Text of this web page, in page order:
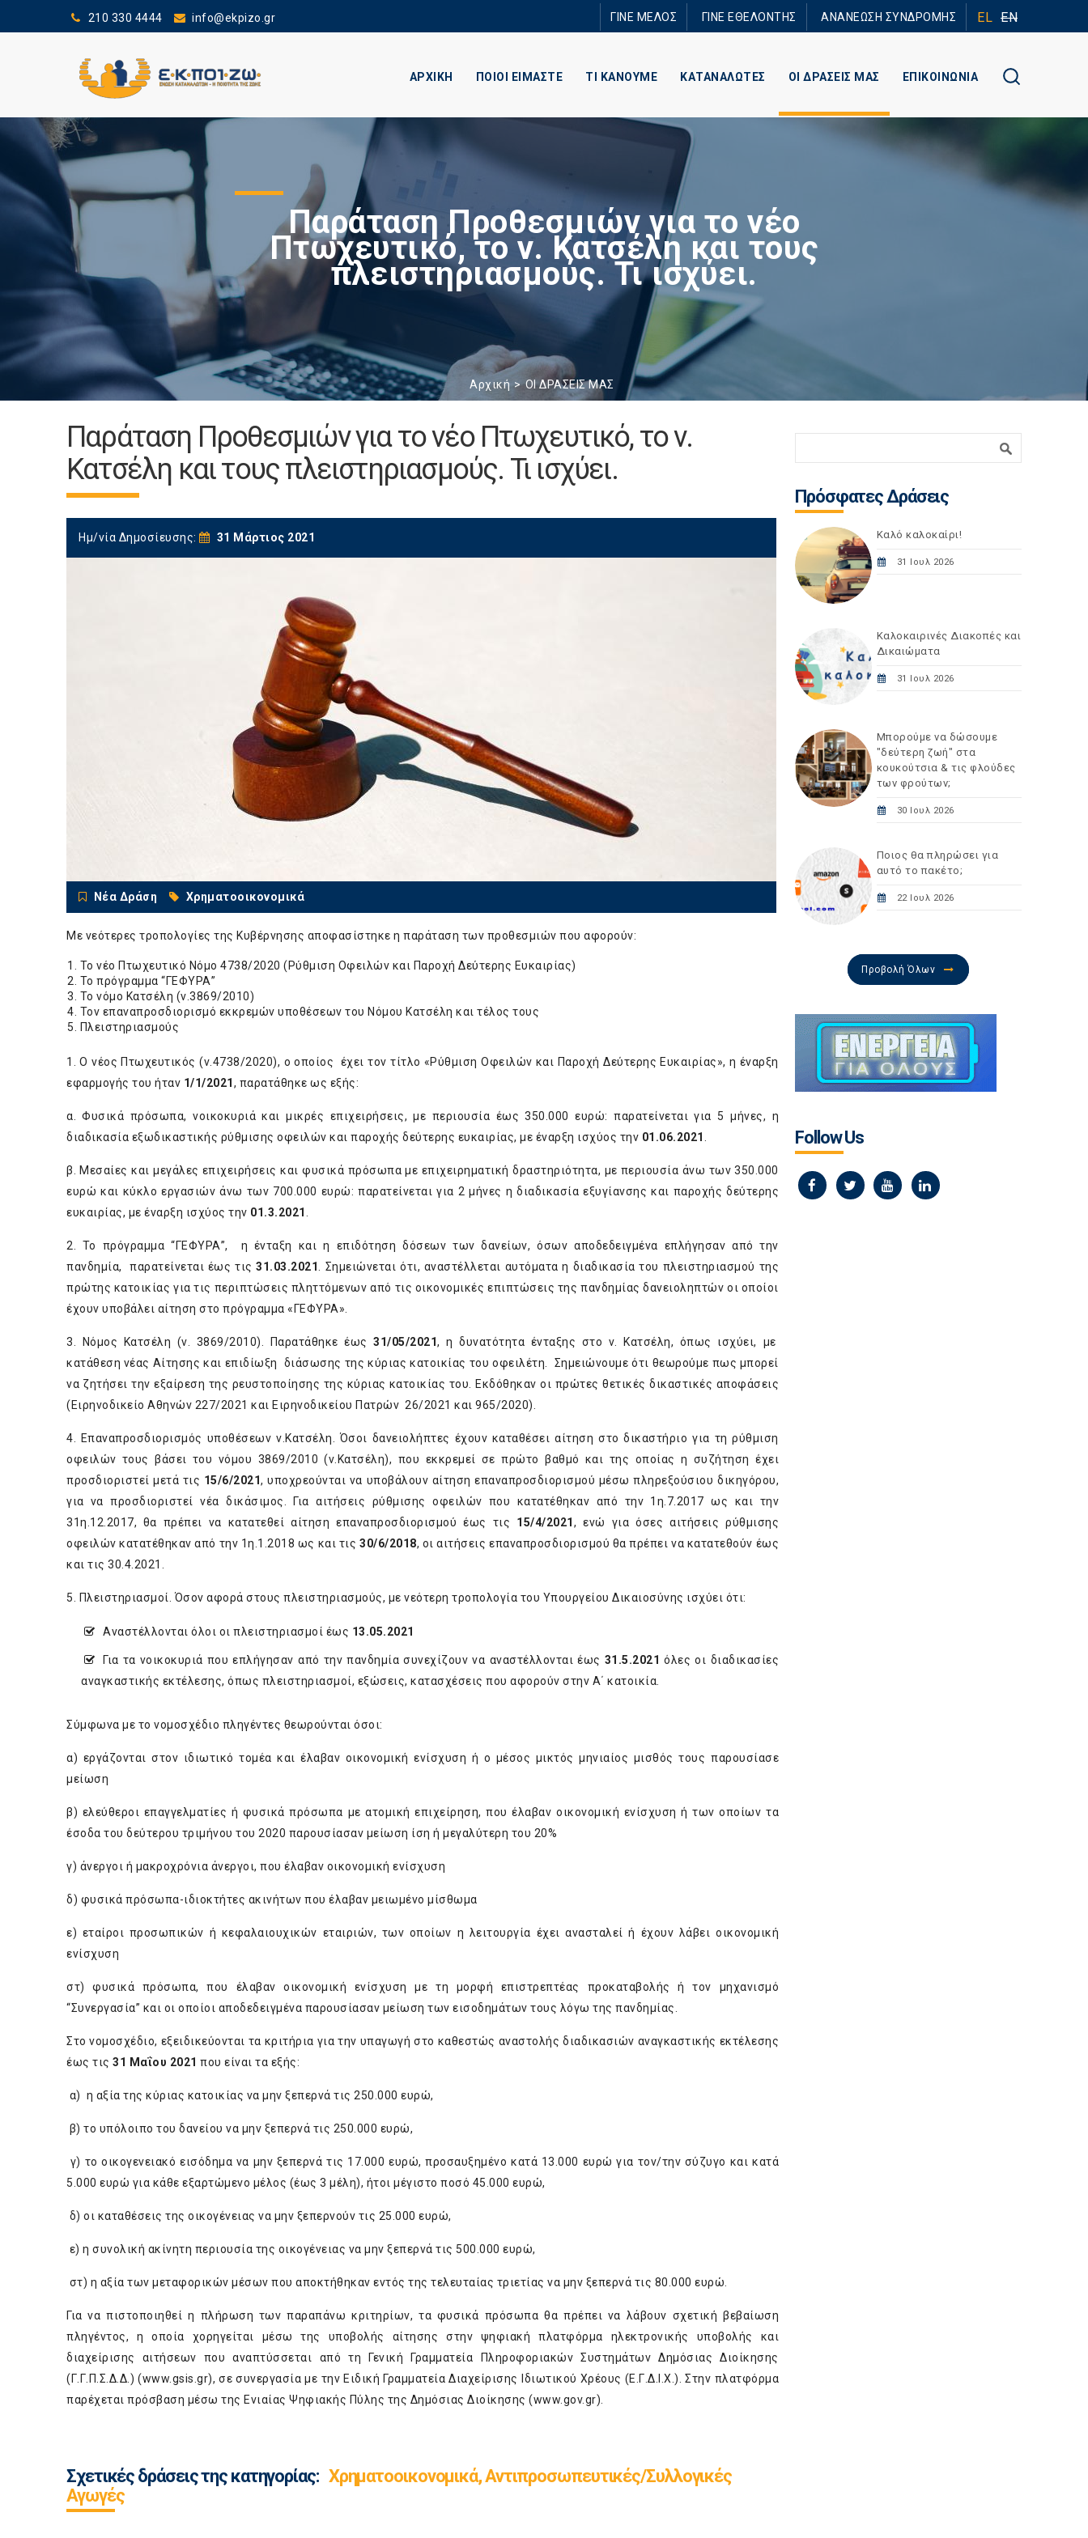
210 330 4444 info@ekpizo.gr ΓΙΝΕ ΜΕΛΟΣ ΓΙΝΕ ΕΘΕΛΟΝΤΗΣ ΑΝΑΝΕΩΣΗ ΣΥΝΔΡΟΜΗΣ EL EN
ΑΡΧΙΚΗ ΠΟΙΟΙ ΕΙΜΑΣΤΕ ΤΙ ΚΑΝΟΥΜΕ ΚΑΤΑΝΑΛΩΤΕΣ ΟΙ ΔΡΑΣΕΙΣ ΜΑΣ ΕΠΙΚΟΙΝΩΝΙΑ
Παράταση Προθεσμιών για το νέο
Πτωχευτικό, το ν. Κατσέλη και τους
πλειστηριασμούς. Τι ισχύει.
Αρχική ΟΙ ΔΡΑΣΕΙΣ ΜΑΣ
Παράταση Προθεσμιών για το νέο Πτωχευτικό, το ν.
Κατσέλη και τους πλειστηριασμούς. Τι ισχύει.
Ημ/νία Δημοσίευσης: 31 Μάρτιος 2021
Νέα Δράση Χρηματοοικονομικά
Με νεότερες τροπολογίες της Κυβέρνησης αποφασίστηκε η παράταση των προθεσμιών που αφορούν:
Το νέο Πτωχευτικό Νόμο 4738/2020 (Ρύθμιση Οφειλών και Παροχή Δεύτερης Ευκαιρίας)
Το πρόγραμμα “ΓΕΦΥΡΑ”
Το νόμο Κατσέλη (ν.3869/2010)
Τον επαναπροσδιορισμό εκκρεμών υποθέσεων του Νόμου Κατσέλη και τέλος τους
Πλειστηριασμούς
1. Ο νέος Πτωχευτικός (ν.4738/2020), ο οποίος έχει τον τίτλο «Ρύθμιση Οφειλών και Παροχή Δεύτερης Ευκαιρίας», η έναρξη
εφαρμογής του ήταν 1/1/2021, παρατάθηκε ως εξής:
α. Φυσικά πρόσωπα, νοικοκυριά και μικρές επιχειρήσεις, με περιουσία έως 350.000 ευρώ: παρατείνεται για 5 μήνες, η
διαδικασία εξωδικαστικής ρύθμισης οφειλών και παροχής δεύτερης ευκαιρίας, με έναρξη ισχύος την 01.06.2021
β. Μεσαίες και μεγάλες επιχειρήσεις και φυσικά πρόσωπα με επιχειρηματική δραστηριότητα, με περιουσία άνω των 350.000
ευρώ και κύκλο εργασιών άνω των 700.000 ευρώ: παρατείνεται για 2 μήνες η διαδικασία εξυγίανσης και παροχής δεύτερης
ευκαιρίας, με έναρξη ισχύος την 01.3.2021
2. Το πρόγραμμα “ΓΕΦΥΡΑ”, η ένταξη και η επιδότηση δόσεων των δανείων, όσων αποδεδειγμένα επλήγησαν από την
πανδημία, παρατείνεται έως τις 31.03.2021
. Σημειώνεται ότι, αναστέλλεται αυτόματα η διαδικασία του πλειστηριασμού της
πρώτης κατοικίας για τις περιπτώσεις πληττόμενων από τις οικονομικές επιπτώσεις της πανδημίας δανειοληπτών οι οποίοι
έχουν υποβάλει αίτηση στο πρόγραμμα «ΓΕΦΥΡΑ».
3. Νόμος Κατσέλη (ν. 3869/2010). Παρατάθηκε έως31/05/2021, η δυνατότητα ένταξης στο ν. Κατσέλη, όπως ισχύει, με
κατάθεση νέας Αίτησης και επιδίωξη διάσωσης της κύριας κατοικίας του οφειλέτη. Σημειώνουμε ότι θεωρούμε πως μπορεί
να ζητήσει την εξαίρεση της ρευστοποίησης της κύριας κατοικίας του. Εκδόθηκαν οι πρώτες θετικές δικαστικές αποφάσεις
(Ειρηνοδικείο Αθηνών 227/2021 και Ειρηνοδικείου Πατρών 26/2021 και 965/2020).
4. Επαναπροσδιορισμός υποθέσεων ν.Κατσέλη. Όσοι δανειολήπτες έχουν καταθέσει αίτηση στο δικαστήριο για τη ρύθμιση
οφειλών τους βάσει του νόμου 3869/2010 (ν.Κατσέλη), που εκκρεμεί σε πρώτο βαθμό και της οποίας η συζήτηση έχει
προσδιοριστεί μετά τις 15/6/2021, υποχρεούνται να υποβάλουν αίτηση επαναπροσδιορισμού μέσω πληρεξούσιου δικηγόρου,
για να προσδιοριστεί νέα δικάσιμος. Για αιτήσεις ρύθμισης οφειλών που κατατέθηκαν από την 1η.7.2017 ως και την
31η.12.2017, θα πρέπει να κατατεθεί αίτηση επαναπροσδιορισμού έως τις 15/4/2021, ενώ για όσες αιτήσεις ρύθμισης
οφειλών κατατέθηκαν από την 1η.1.2018 ως και τις 30/6/2018, οι αιτήσεις επαναπροσδιορισμού θα πρέπει να κατατεθούν έως
και τις 30.4.2021.
5. Πλειστηριασμοί. Όσον αφορά στους πλειστηριασμούς, με νεότερη τροπολογία του Υπουργείου Δικαιοσύνης ισχύει ότι:
Αναστέλλονται όλοι οι πλειστηριασμοί έως 13.05.2021
Για τα νοικοκυριά που επλήγησαν από την πανδημία συνεχίζουν να αναστέλλονται έως 31.5.2021 όλες οι διαδικασίες
αναγκαστικής εκτέλεσης, όπως πλειστηριασμοί, εξώσεις, κατασχέσεις που αφορούν στην Α΄ κατοικία.
Σύμφωνα με το νομοσχέδιο πληγέντες θεωρούνται όσοι:
α) εργάζονται στον ιδιωτικό τομέα και έλαβαν οικονομική ενίσχυση ή ο μέσος μικτός μηνιαίος μισθός τους παρουσίασε
μείωση
β) ελεύθεροι επαγγελματίες ή φυσικά πρόσωπα με ατομική επιχείρηση, που έλαβαν οικονομική ενίσχυση ή των οποίων τα
έσοδα του δεύτερου τριμήνου του 2020 παρουσίασαν μείωση ίση ή μεγαλύτερη του 20%
γ) άνεργοι ή μακροχρόνια άνεργοι, που έλαβαν οικονομική ενίσχυση
δ) φυσικά πρόσωπα-ιδιοκτήτες ακινήτων που έλαβαν μειωμένο μίσθωμα
ε) εταίροι προσωπικών ή κεφαλαιουχικών εταιριών, των οποίων η λειτουργία έχει ανασταλεί ή έχουν λάβει οικονομική
ενίσχυση
στ) φυσικά πρόσωπα, που έλαβαν οικονομική ενίσχυση με τη μορφή επιστρεπτέας προκαταβολής ή τον μηχανισμό
“Συνεργασία” και οι οποίοι αποδεδειγμένα παρουσίασαν μείωση των εισοδημάτων τους λόγω της πανδημίας.
Στο νομοσχέδιο, εξειδικεύονται τα κριτήρια για την υπαγωγή στο καθεστώς αναστολής διαδικασιών αναγκαστικής εκτέλεσης
έως τις 31 Μαΐου 2021 που είναι τα εξής:
α) η αξία της κύριας κατοικίας να μην ξεπερνά τις 250.000 ευρώ,
β) το υπόλοιπο του δανείου να μην ξεπερνά τις 250.000 ευρώ,
γ) το οικογενειακό εισόδημα να μην ξεπερνά τις 17.000 ευρώ, προσαυξημένο κατά 13.000 ευρώ για τον/την σύζυγο και κατά
5.000 ευρώ για κάθε εξαρτώμενο μέλος (έως 3 μέλη), ήτοι μέγιστο ποσό 45.000 ευρώ,
δ) οι καταθέσεις της οικογένειας να μην ξεπερνούν τις 25.000 ευρώ,
ε) η συνολική ακίνητη περιουσία της οικογένειας να μην ξεπερνά τις 500.000 ευρώ,
στ) η αξία των μεταφορικών μέσων που αποκτήθηκαν εντός της τελευταίας τριετίας να μην ξεπερνά τις 80.000 ευρώ.
Για να πιστοποιηθεί η πλήρωση των παραπάνω κριτηρίων, τα φυσικά πρόσωπα θα πρέπει να λάβουν σχετική βεβαίωση
πληγέντος, η οποία χορηγείται μέσω της υποβολής αίτησης στην ψηφιακή πλατφόρμα ηλεκτρονικής υποβολής και
διαχείρισης αιτήσεων που αναπτύσσεται από τη Γενική Γραμματεία Πληροφοριακών Συστημάτων Δημόσιας Διοίκησης
(Γ.Γ.Π.Σ.Δ.Δ.) (www.gsis.gr), σε συνεργασία με την Ειδική Γραμματεία Διαχείρισης Ιδιωτικού Χρέους (Ε.Γ.Δ.Ι.Χ.). Στην πλατφόρμα
παρέχεται πρόσβαση μέσω της Ενιαίας Ψηφιακής Πύλης της Δημόσιας Διοίκησης (www. gov.gr).
Σχετικές δράσεις της κατηγορίας: Χρηματοοικονομικά, Αντιπροσωπευτικές/Συλλογικές
Αγωγές
Πρόσφατες Δράσεις
Καλό καλοκαίρι!
31 Ιουλ 2026
Καλοκαιρινές Διακοπές και
Δικαιώματα
31 Ιουλ 2026
Μπορούμε να δώσουμε
"δεύτερη ζωή" στα
κουκούτσια & τις φλούδες
των φρούτων;
30 Ιουλ 2026
Ποιος θα πληρώσει για
αυτό το πακέτο;
22 Ιουλ 2026
Προβολή Όλων
Follow Us